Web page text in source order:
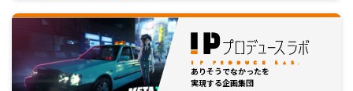
ありそうでなかったを
実現する企画集団